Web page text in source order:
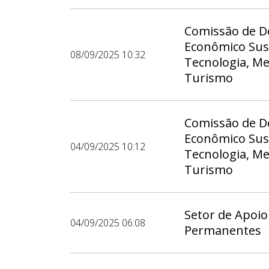
08/09/2025 10:32
Comissão de
Econômico
Tecnologia,
Turismo
04/09/2025 10:12
Comissão de
Econômico
Tecnologia,
Turismo
04/09/2025 06:08
Setor de
Permanentes